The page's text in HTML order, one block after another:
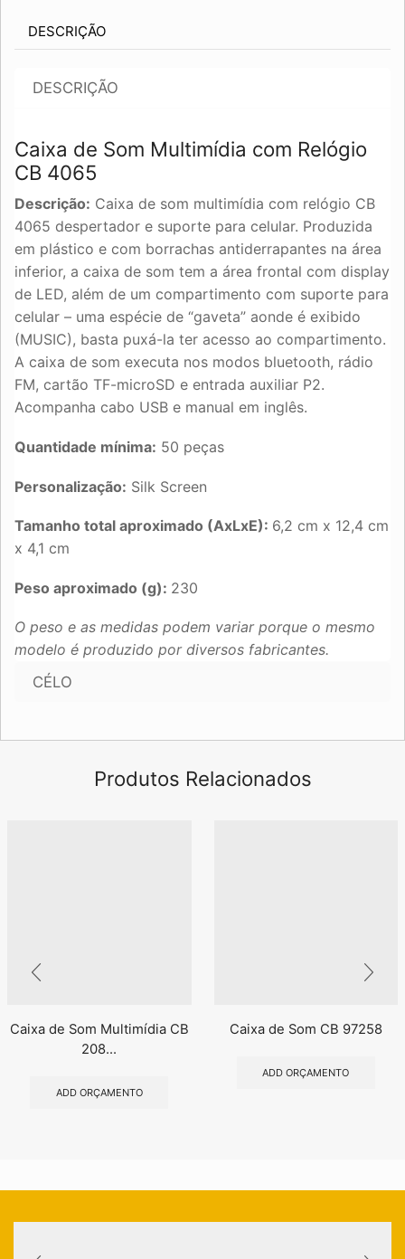
DESCRIÇÃO
DESCRIÇÃO
Caixa de Som Multimídia com Relógio
CB 4065
Descrição: Caixa de som multimídia com relógio CB
4065 despertador e suporte para celular. Produzida
em plástico e com borrachas antiderrapantes na área
inferior, a caixa de som tem a área frontal com display
de LED, além de um compartimento com suporte para
celular – uma espécie de “gaveta” aonde é exibido
(MUSIC), basta puxá-la ter acesso ao compartimento.
A caixa de som executa nos modos bluetooth, rádio
FM, cartão TF-microSD e entrada auxiliar P2.
Acompanha cabo USB e manual em inglês.
Quantidade mínima: 50 peças
Personalização: Silk Screen
Tamanho total aproximado (AxLxE): 6,2 cm x 12,4 cm
x 4,1 cm
Peso aproximado (g): 230
O peso e as medidas podem variar porque o mesmo
modelo é produzido por diversos fabricantes.
CÉLO
Produtos Relacionados
Caixa de Som Multimídia CB
208...
ADD ORÇAMENTO
Caixa de Som CB 97258
ADD ORÇAMENTO